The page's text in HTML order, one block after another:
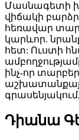
Մասնագետի
վիճակի
հեռավար
կարևոր.
հետ: Ուստի
ինչ-որ
Դիանա